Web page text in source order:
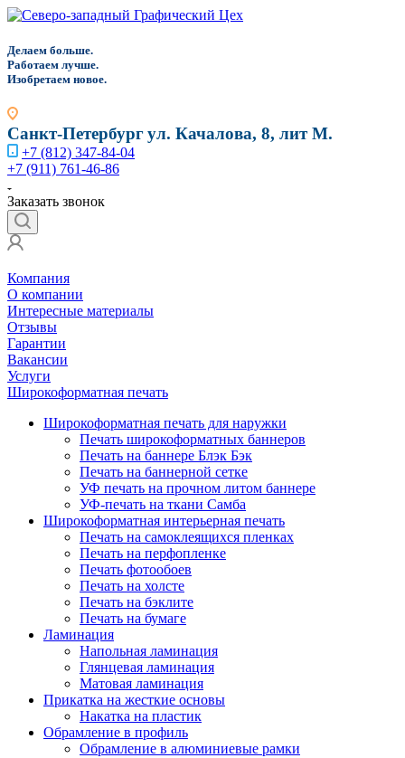
Делаем больше.
Работаем лучше.
Изобретаем новое.
Санкт-Петербургул. Качалова, 8, лит М.
+7 (812) 347-84-04
+7 (911) 761-46-86
Заказать звонок
Компания
О компании
Интересные материалы
Отзывы
Гарантии
Вакансии
Услуги
Широкоформатная печать
Широкоформатная печать для наружки
Печать широкоформатных баннеров
Печать на баннере Блэк Бэк
Печать на баннерной сетке
УФ печать на прочном литом баннере
УФ-печать на ткани Самба
Широкоформатная интерьерная печать
Печать на самоклеящихся пленках
Печать на перфопленке
Печать фотообоев
Печать на холсте
Печать на бэклите
Печать на бумаге
Ламинация
Напольная ламинация
Глянцевая ламинация
Матовая ламинация
Прикатка на жесткие основы
Накатка на пластик
Обрамление в профиль
Обрамление в алюминиевые рамки